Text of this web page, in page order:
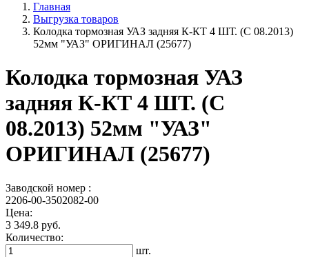
Главная
Выгрузка товаров
Колодка тормозная УАЗ задняя К-КТ 4 ШТ. (С 08.2013)
52мм "УАЗ" ОРИГИНАЛ (25677)
Колодка тормозная УАЗ
задняя К-КТ 4 ШТ. (С
08.2013) 52мм "УАЗ"
ОРИГИНАЛ (25677)
Заводской номер :
2206-00-3502082-00
Цена:
3 349.8 руб.
Количество:
шт.